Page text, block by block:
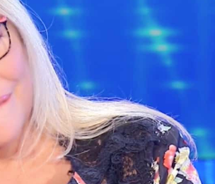
Le Ricette in TV
Ricette Facili e Veloci
Ricette Feste
Ricette per Bambini